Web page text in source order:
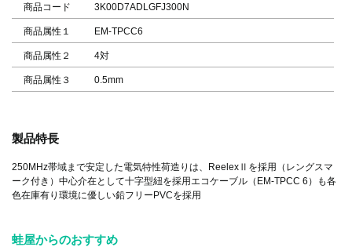
商品コード 3K00D7ADLGFJ300N
商品属性１ EM-TPCC6
商品属性２ 4対
商品属性３ 0.5mm
製品特長
250MHz帯域まで安定した電気特性荷造りは、ReelexⅡを採用（レングスマ
ーク付き）中心介在として十字型紐を採用エコケーブル（EM-TPCC 6）も各
色在庫有り環境に優しい鉛フリーPVCを採用
蛙屋からのおすすめ